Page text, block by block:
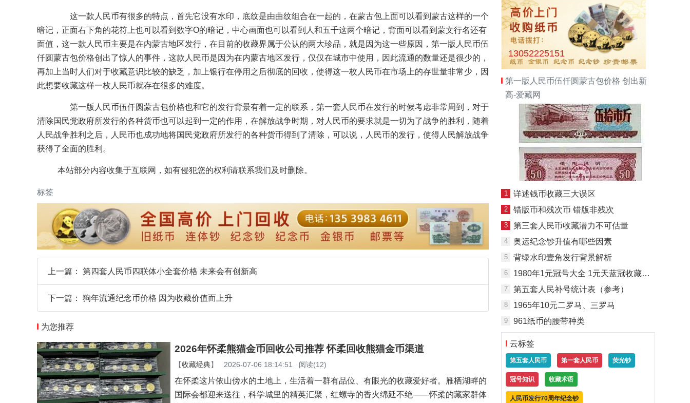
这一款人民币有很多的特点，首先它没有水印，底纹是由曲纹组合在一起的，在蒙古包上面可以看到蒙古这样的一个
暗记，正面右下角的花符上也可以看到数字O的暗记，中心画面也可以看到人和五千这两个暗记，背面可以看到蒙文行名还有
面值，这一款人民币主要是在内蒙古地区发行，在目前的收藏界属于公认的两大珍品，就是因为这一些原因，第一版人民币伍
仟圆蒙古包价格创出了惊人的事件，这款人民币是因为在内蒙古地区发行，仅仅在城市中使用，因此流通的数量还是很少的，
再加上当时人们对于收藏意识比较的缺乏，加上银行在停用之后彻底的回收，使得这一枚人民币在市场上的存世量非常少，因
此想要收藏这样一枚人民币就存在很多的难度。
第一版人民币伍仟圆蒙古包价格也和它的发行背景有着一定的联系，第一套人民币在发行的时候考虑非常周到，对于
清除国民党政府所发行的各种货币也可以起到一定的作用，在解放战争时期，对人民币的要求就是一切为了战争的胜利，随着
人民战争胜利之后，人民币也成功地将国民党政府所发行的各种货币得到了清除，可以说，人民币的发行，使得人民解放战争
获得了全面的胜利。
本站部分内容收集于互联网，如有侵犯您的权利请联系我们及时删除。
标签
上一篇： 第四套人民币四联体小全套价格 未来会有创新高
下一篇： 狗年流通纪念币价格 因为收藏价值而上升
为您推荐
2026年怀柔熊猫金币回收公司推荐 怀柔回收熊猫金币渠道
【收藏经典】 2026-07-06 18:14:51 阅读(12)
在怀柔这片依山傍水的土地上，生活着一群有品位、有眼光的收藏爱好者。雁栖湖畔的
国际会都迎来送往，科学城里的精英汇聚，红螺寺的香火绵延不绝——怀柔的藏家群体
13052225151
第一版人民币伍仟圆蒙古包价格 创出新
高-爱藏网
1 详述钱币收藏三大误区
2 错版币和残次币 错版非残次
3 第三套人民币收藏潜力不可估量
4 奥运纪念钞升值有哪些因素
5 背绿水印壹角发行背景解析
6 1980年1元冠号大全 1元天蓝冠收藏介绍
7 第五套人民补号统计表（参考）
8 1965年10元二罗马、三罗马
9 961纸币的腰带种类
云标签
第五套人民币 第一套人民币 荧光钞
冠号知识 收藏术语
人民币发行70周年纪念钞